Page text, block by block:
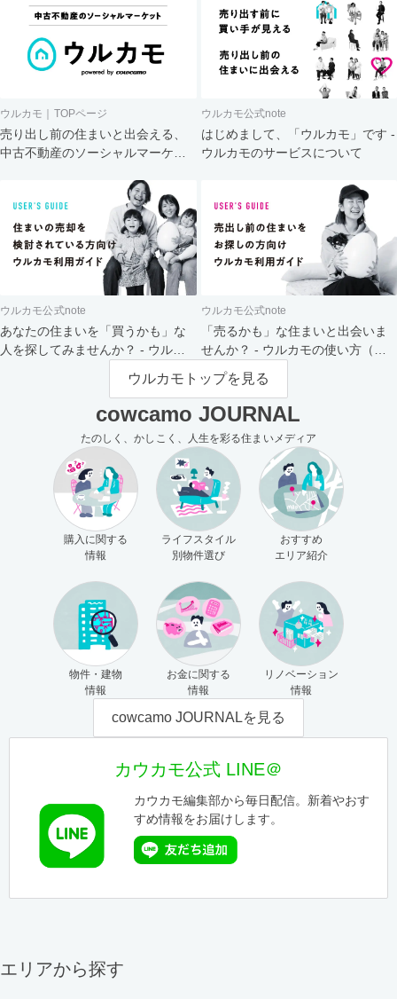
ウルカモ｜TOPページ
売り出し前の住まいと出会える、
中古不動産のソーシャルマーケッ
ウルカモ公式note
はじめまして、「ウルカモ」です -
ウルカモのサービスについて
ウルカモ公式note
あなたの住まいを「買うかも」な
人を探してみませんか？ - ウルカ
ウルカモ公式note
「売るかも」な住まいと出会いま
せんか？ - ウルカモの使い方（買
主さま向け）
ウルカモトップを見る
cowcamo JOURNAL
たのしく、かしこく、人生を彩る住まいメディア
購入に関する
情報
ライフスタイル
別物件選び
おすすめ
エリア紹介
物件・建物
情報
お金に関する
情報
リノベーション
情報
cowcamo JOURNALを見る
カウカモ公式 LINE＠
カウカモ編集部から毎日配信。新着やおす
すめ情報をお届けします。
エリアから探す